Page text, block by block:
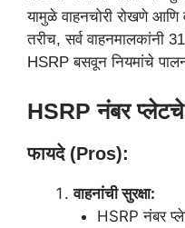
यामुळे वाहनचोरी रोखणे
तरीच, सर्व वाहनमालकांनी
HSRP बसवून नियमांचे
HSRP नंबर
फायदे (Pros):
वाहनांची सुरक्षा:
HSRP नंबर